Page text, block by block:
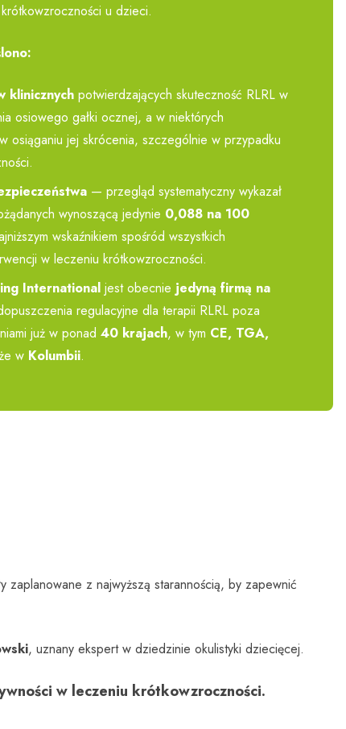
u dzieci.
klinicznych potwierdzających skuteczność RLRL w
osiowego gałki ocznej, a w niektórych
osiąganiu jej skrócenia, szczególnie w przypadku
— przegląd systematyczny wykazał
wynoszącą jedynie 0,088 na 100
wskaźnikiem spośród wszystkich
w leczeniu krótkowzroczności.
International jest obecnie jedyną firmą na
regulacyjne dla terapii RLRL poza
już w ponad 40 krajach, w tym CE, TGA,
w Kolumbii.
z najwyższą starannością, by zapewnić
, uznany ekspert w dziedzinie okulistyki dziecięcej.
w leczeniu krótkowzroczności.